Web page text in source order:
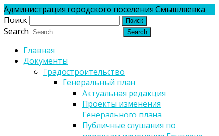
Администрация городского поселения Смышляевка
Поиск
Search
Главная
Документы
Градостроительство
Генеральный план
Актуальная редакция
Проекты изменения
Генерального плана
Публичные слушания по